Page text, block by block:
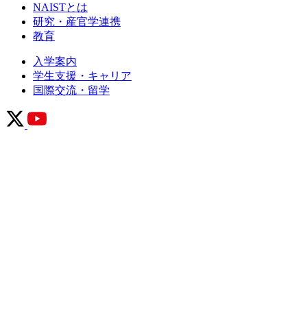
NAISTとは
研究・産官学連携
教育
入学案内
学生支援・キャリア
国際交流・留学